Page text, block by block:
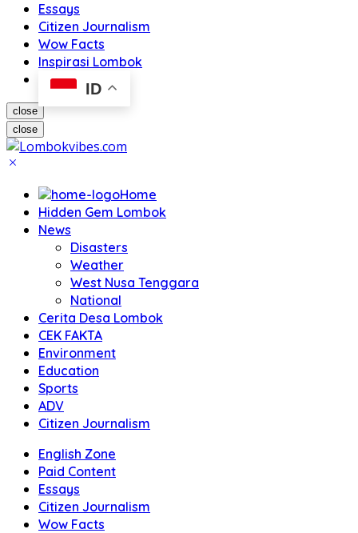
Essays
Citizen Journalism
Wow Facts
Inspirasi Lombok
ID
close
close
Home
Hidden Gem Lombok
News
Disasters
Weather
West Nusa Tenggara
National
Cerita Desa Lombok
CEK FAKTA
Environment
Education
Sports
ADV
Citizen Journalism
English Zone
Paid Content
Essays
Citizen Journalism
Wow Facts